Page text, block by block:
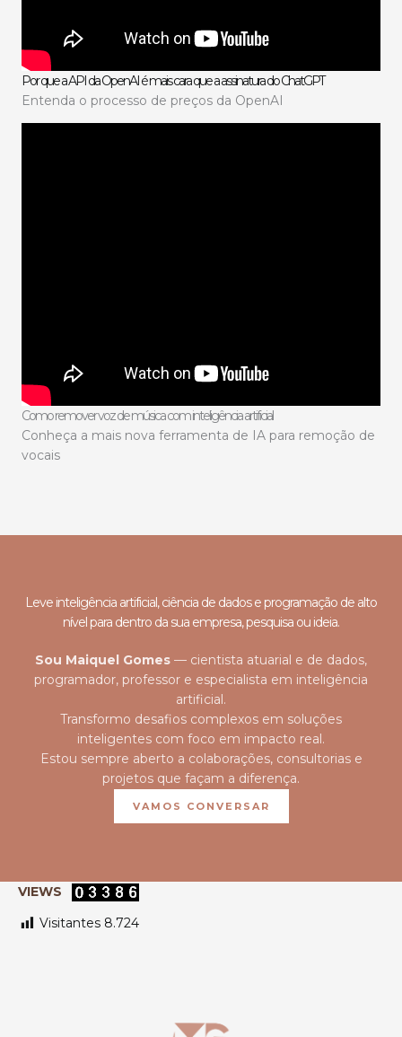
Por que a API da OpenAI é mais cara que a assinatura do ChatGPT
Entenda o processo de preços da OpenAI
Como remover voz de música com inteligência artificial
Conheça a mais nova ferramenta de IA para remoção de
vocais
Leve inteligência artificial, ciência de dados e programação de alto
nível para dentro da sua empresa, pesquisa ou ideia.
Sou Maiquel Gomes — cientista atuarial e de dados,
programador, professor e especialista em inteligência
artificial.
Transformo desafios complexos em soluções
inteligentes com foco em impacto real.
Estou sempre aberto a colaborações, consultorias e
projetos que façam a diferença.
VAMOS CONVERSAR
VIEWS
Visitantes 8.724